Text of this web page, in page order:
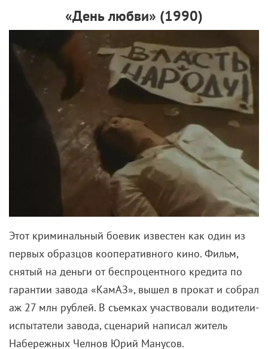
«День любви» (1990)
Этот криминальный боевик известен как один из
первых образцов кооперативного кино. Фильм,
снятый на деньги от беспроцентного кредита по
гарантии завода «КамАЗ», вышел в прокат и собрал
аж 27 млн рублей. В съемках участвовали водители-
испытатели завода, сценарий написал житель
Набережных Челнов Юрий Манусов.